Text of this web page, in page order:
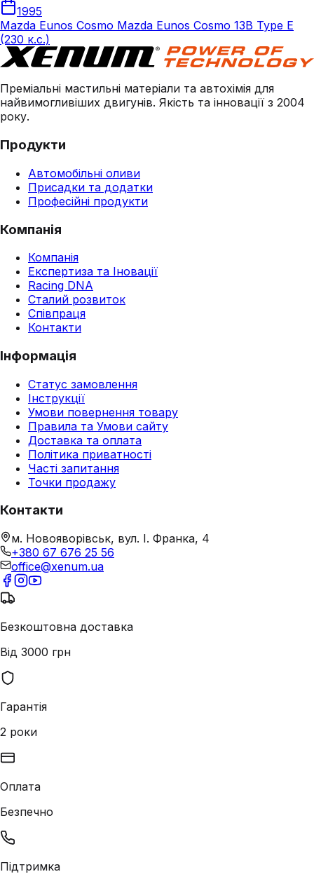
1995
Mazda Eunos Cosmo Mazda Eunos Cosmo 13B Type E
(230 к.с.)
Преміальні мастильні матеріали та автохімія для
найвимогливіших двигунів. Якість та інновації з 2004
року.
Продукти
Автомобільні оливи
Присадки та додатки
Професійні продукти
Компанія
Компанія
Експертиза та Іновації
Racing DNA
Сталий розвиток
Співпраця
Контакти
Інформація
Статус замовлення
Інструкції
Умови повернення товару
Правила та Умови сайту
Доставка та оплата
Політика приватності
Часті запитання
Точки продажу
Контакти
м. Новояворівськ, вул. І. Франка, 4
+380 67 676 25 56
office@xenum.ua
Безкоштовна доставка
Від 3000 грн
Гарантія
2 роки
Оплата
Безпечно
Підтримка